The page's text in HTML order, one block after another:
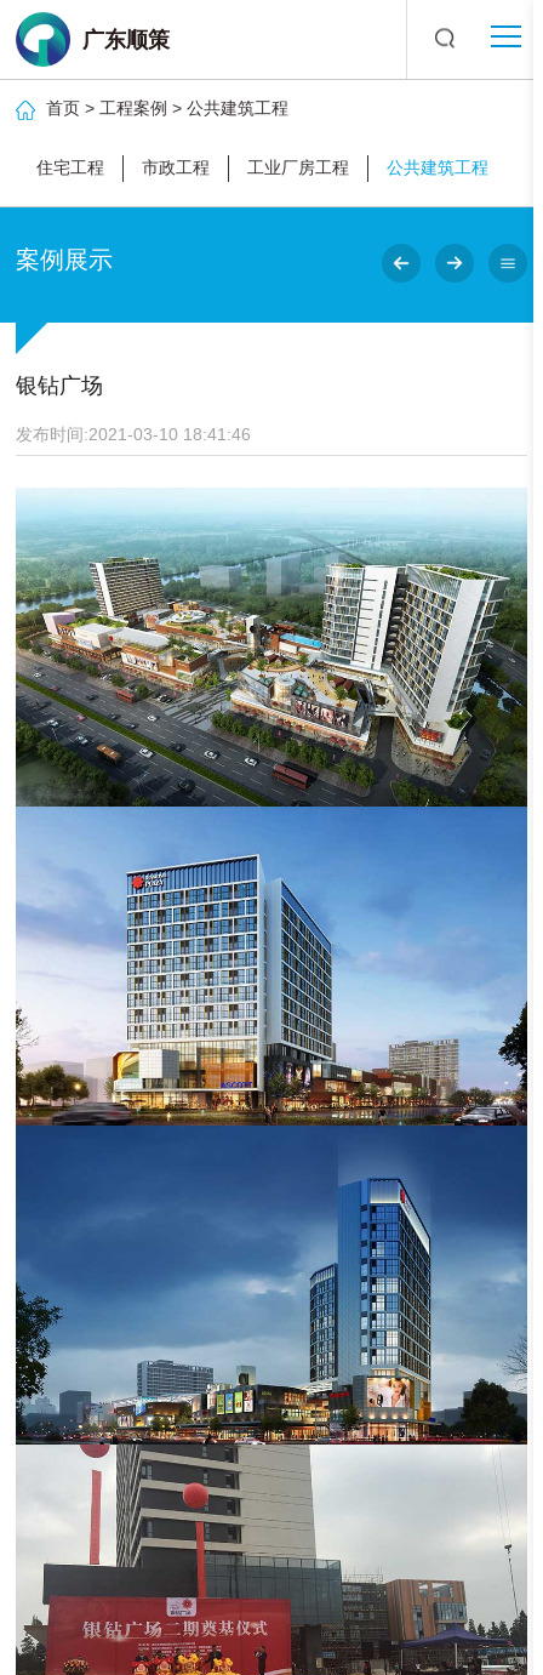
广东顺策
首页 > 工程案例 >公共建筑工程
住宅工程 市政工程 工业厂房工程 公共建筑工程
案例展示
银钻广场
发布时间:2021-03-10 18:41:46